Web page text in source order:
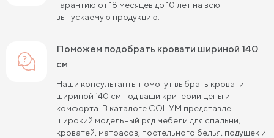
Кровати цвета графит Кровати желтого цвета
Кровати красного цвета Кровати оранжевого цвета
Кровати розового цвета Кровати серого цвета
Кровати синего цвета Кровати фиолетового цвета
Кровати черного цвета Кровати бежевого цвета
гарантию от 18 месяцев до 10 лет на всю
выпускаемую продукцию.
Поможем подобрать кровати шириной 140
см
Наши консультанты помогут выбрать кровати
шириной 140 см под ваши критерии цены и
комфорта. В каталоге СОНУМ представлен
широкий модельный ряд мебели для спальни,
кроватей, матрасов, постельного белья, подушек и